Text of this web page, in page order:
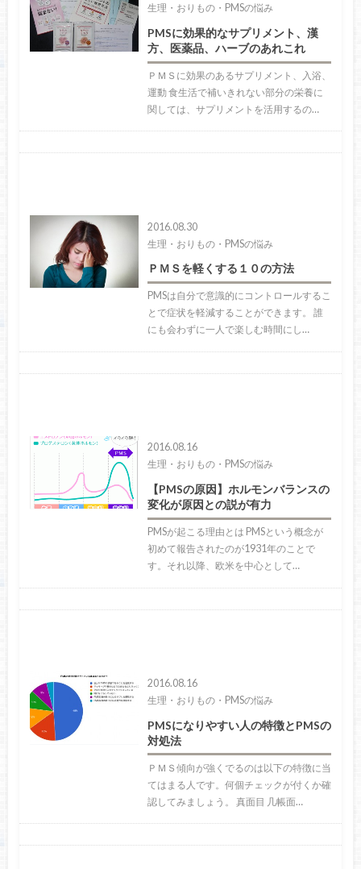
生理・おりもの・PMSの悩み
PMSに効果的なサプリメント、漢
方、医薬品、ハーブのあれこれ
ＰＭＳに効果のあるサプリメント、入浴、
運動 食生活で補いきれない部分の栄養に
関しては、サプリメントを活用するの…
2016.08.30
生理・おりもの・PMSの悩み
ＰＭＳを軽くする１０の方法
PMSは自分で意識的にコントロールするこ
とで症状を軽減することができます。 誰
にも会わずに一人で楽しむ時間にし…
2016.08.16
生理・おりもの・PMSの悩み
【PMSの原因】ホルモンバランスの
変化が原因との説が有力
PMSが起こる理由とは PMSという概念が
初めて報告されたのが1931年のことで
す。それ以降、欧米を中心として…
2016.08.16
生理・おりもの・PMSの悩み
PMSになりやすい人の特徴とPMSの
対処法
ＰＭＳ傾向が強くでるのは以下の特徴に当
てはまる人です。何個チェックが付くか確
認してみましょう。 真面目 几帳面…